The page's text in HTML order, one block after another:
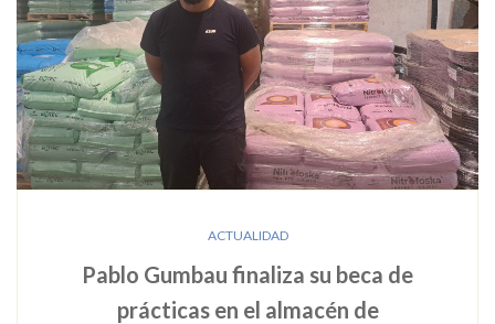
ACTUALIDAD
Pablo Gumbau finaliza su beca de
prácticas en el almacén de